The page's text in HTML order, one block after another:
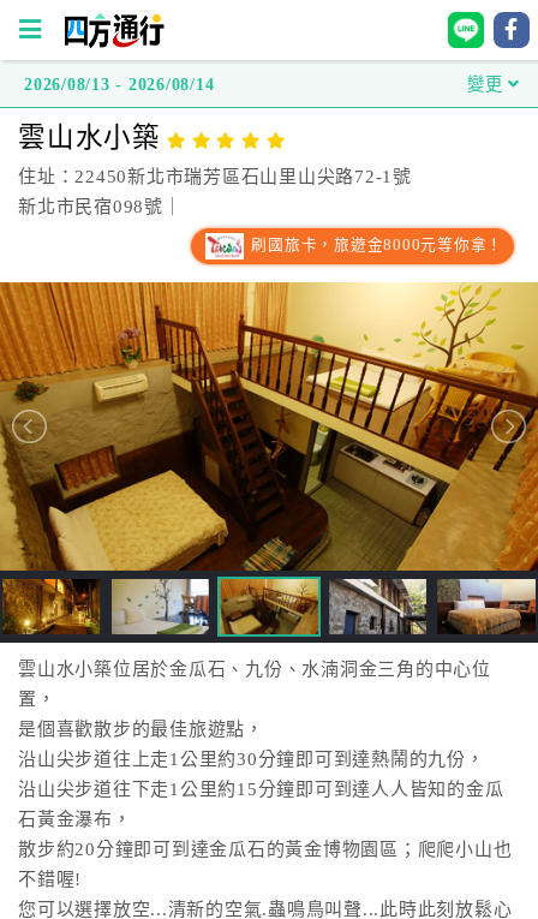
方
通
行
台
灣
訂
房
直
接
跟
飯
店
訂
房
HOT
特
色
民
宿
2026/08/13 - 2026/08/14 變更
雲山水小築
住址：22450新北市瑞芳區石山里山尖路72-1號
新北市民宿098號｜
刷國旅卡，旅遊金8000元等你拿！
雲山水小築位居於金瓜石、九份、水湳洞金三角的中心位
置，
是個喜歡散步的最佳旅遊點，
沿山尖步道往上走1公里約30分鐘即可到達熱鬧的九份，
沿山尖步道往下走1公里約15分鐘即可到達人人皆知的金瓜
石黃金瀑布，
散步約20分鐘即可到達金瓜石的黃金博物園區；爬爬小山也
不錯喔!
您可以選擇放空...清新的空氣.蟲鳴鳥叫聲...此時此刻放鬆心